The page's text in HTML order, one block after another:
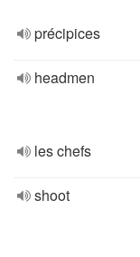
précipices
headmen
les chefs
shoot